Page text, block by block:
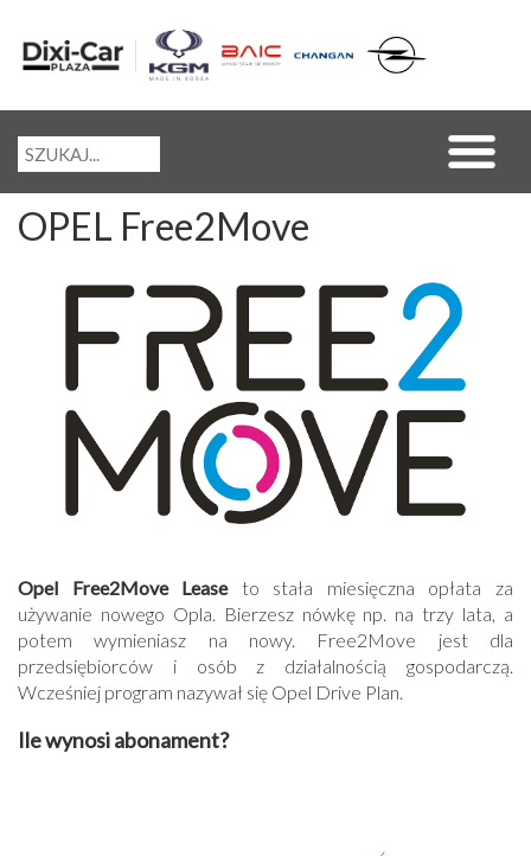
OPEL Free2Move
Opel Free2Move Leaseto stała miesięczna opłata za
używanie nowego Opla. Bierzesz nówkę np. na trzy lata, a
potem wymieniasz na nowy. Free2Move jest dla
przedsiębiorców i osób z działalnością gospodarczą.
Wcześniej program nazywał się Opel Drive Plan.
Ile wynosi abonament?